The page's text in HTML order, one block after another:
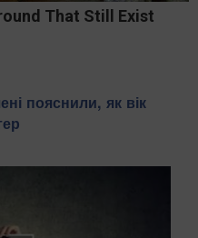
That Still Exist
пояснили, як вік